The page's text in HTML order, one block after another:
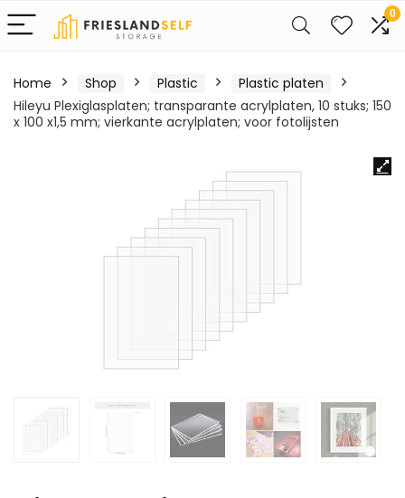
0
Home Shop Plastic
Plastic platen
Hileyu Plexiglasplaten; transparante acrylplaten, 10 stuks; 150
x 100 x1,5 mm; vierkante acrylplaten; voor fotolijsten